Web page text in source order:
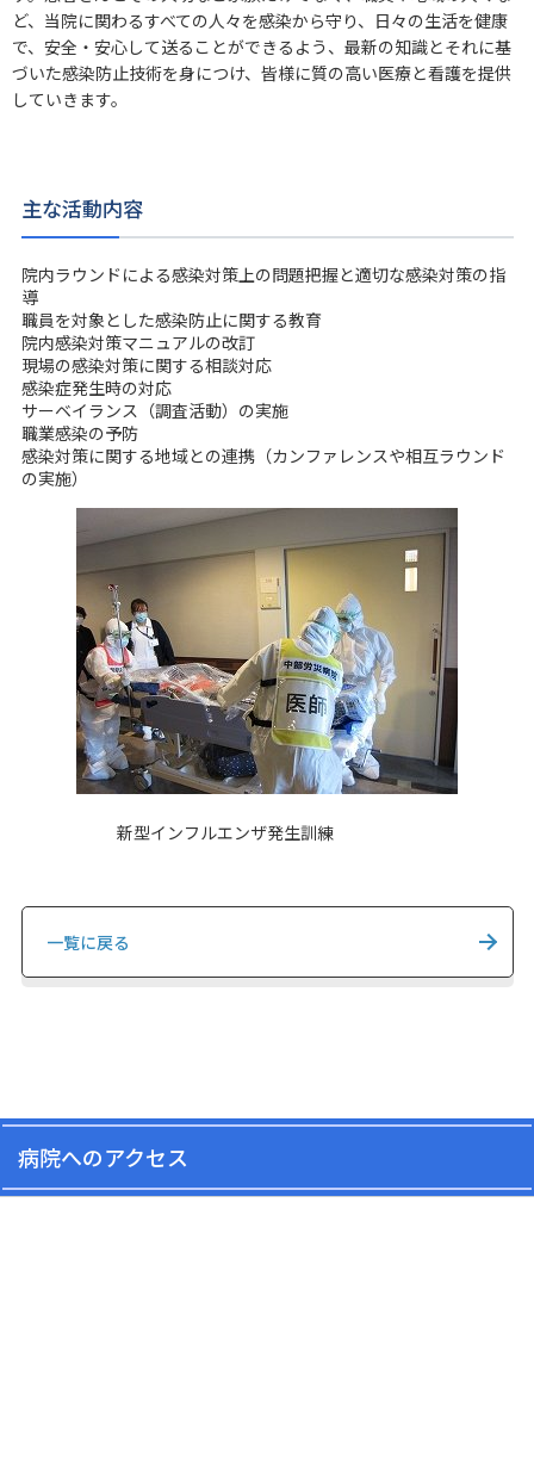
ど、当院に関わるすべての人々を感染から守り、日々の生活を健康
で、安全・安心して送ることができるよう、最新の知識とそれに基
づいた感染防止技術を身につけ、皆様に質の高い医療と看護を提供
していきます。
主な活動内容
院内ラウンドによる感染対策上の問題把握と適切な感染対策の指
導
職員を対象とした感染防止に関する教育
院内感染対策マニュアルの改訂
現場の感染対策に関する相談対応
感染症発生時の対応
サーベイランス（調査活動）の実施
職業感染の予防
感染対策に関する地域との連携（カンファレンスや相互ラウンド
の実施）
新型インフルエンザ発生訓練
一覧に戻る
病院へのアクセス